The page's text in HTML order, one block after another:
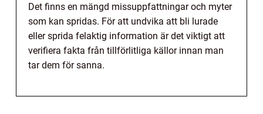
Det finns en mängd missuppfattningar och myter
som kan spridas. För att undvika att bli lurade
eller sprida felaktig information är det viktigt att
verifiera fakta från tillförlitliga källor innan man
tar dem för sanna.